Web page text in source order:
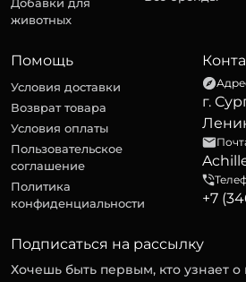
Добавки для
животных
Помощь
Условия доставки
Возврат товара
Условия оплаты
Пользовательское
соглашение
Политика
конфиденциальности
г.
+7
Подписаться на рассылку
Хочешь быть первым, кто узнает